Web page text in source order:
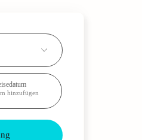
hinzufügen